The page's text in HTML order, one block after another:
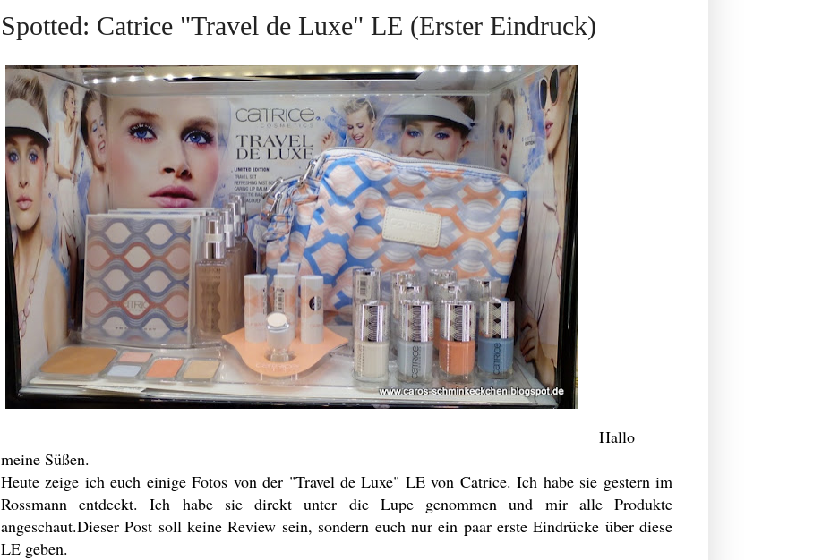
Spotted: Catrice "Travel de Luxe" LE (Erster Eindruck)
Hallo
meine Süßen.
Heute zeige ich euch einige Fotos von der "Travel de Luxe" LE von Catrice. Ich habe sie gestern im
Rossmann entdeckt. Ich habe sie direkt unter die Lupe genommen und mir alle Produkte
angeschaut.Dieser Post soll keine Review sein, sondern euch nur ein paar erste Eindrücke über diese
LE geben.